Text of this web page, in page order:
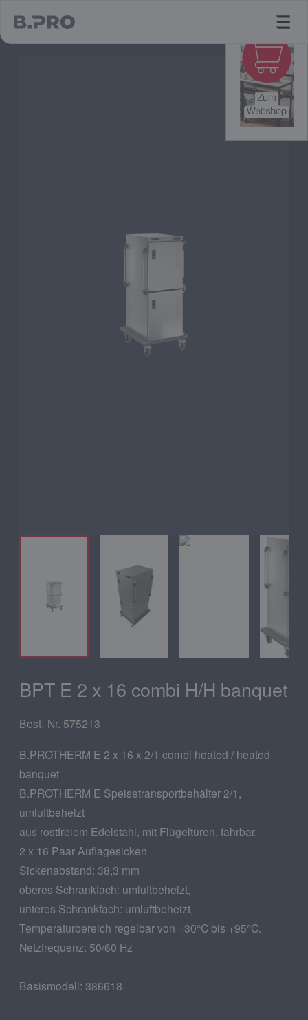
BPT E 2 x 16 combi H/H banquet
Best.-Nr. 575213
B.PROTHERM E 2 x 16 x 2/1 combi heated / heated
banquet
B.PROTHERM E Speisetransportbehälter 2/1,
umluftbeheizt
aus rostfreiem Edelstahl, mit Flügeltüren, fahrbar.
2 x 16 Paar Auflagesicken
Sickenabstand: 38,3 mm
oberes Schrankfach: umluftbeheizt,
unteres Schrankfach: umluftbeheizt,
Temperaturbereich regelbar von +30°C bis +95°C.
Netzfrequenz: 50/60 Hz
Basismodell: 386618